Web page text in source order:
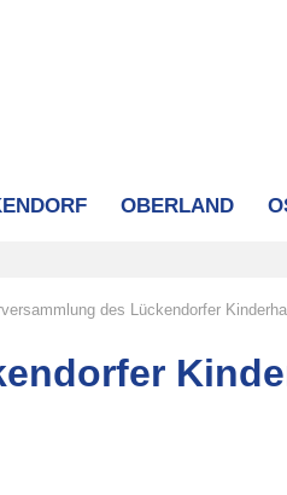
OBERLAND
des Lückendorfer